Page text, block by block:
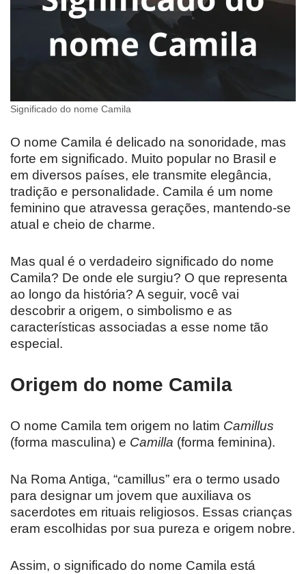
Significado do nome Camila
O nome Camila é delicado na sonoridade, mas
forte em significado. Muito popular no Brasil e
em diversos países, ele transmite elegância,
tradição e personalidade. Camila é um nome
feminino que atravessa gerações, mantendo-se
atual e cheio de charme.
Mas qual é o verdadeiro significado do nome
Camila? De onde ele surgiu? O que representa
ao longo da história? A seguir, você vai
descobrir a origem, o simbolismo e as
características associadas a esse nome tão
especial.
Origem do nome Camila
O nome Camila tem origem no latim Camillus
(forma masculina) e Camilla (forma feminina).
Na Roma Antiga, “camillus” era o termo usado
para designar um jovem que auxiliava os
sacerdotes em rituais religiosos. Essas crianças
eram escolhidas por sua pureza e origem nobre.
Assim, o significado do nome Camila está